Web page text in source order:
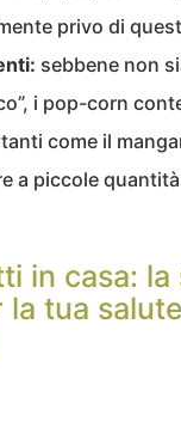
privo di
sebbene non
i pop-corn
come il
a piccole
in casa: la
tua